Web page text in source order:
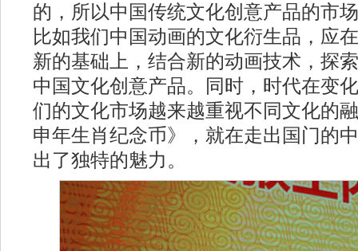
的，所以中国传统文化创意产品的市
比如我们中国动画的文化衍生品，应
新的基础上，结合新的动画技术，探
中国文化创意产品。同时，时代在变
们的文化市场越来越重视不同文化的
申年生肖纪念币》，就在走出国门的
出了独特的魅力。